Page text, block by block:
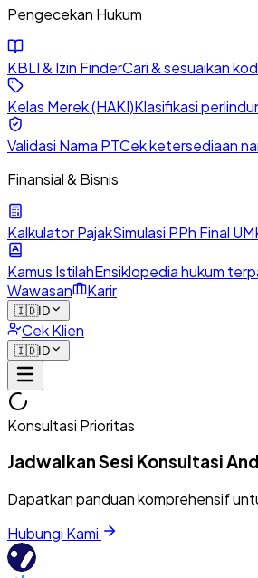
Pengecekan Hukum
KBLI & Izin FinderCari & sesuaikan
Kelas Merek (HAKI)Klasifikasi
Validasi Nama PTCek ketersediaan
Finansial & Bisnis
Kalkulator PajakSimulasi PPh Final
Kamus IstilahEnsiklopedia hukum
Wawasan
Karir
🇮🇩ID
Cek Klien
🇮🇩ID
Konsultasi Prioritas
Jadwalkan Sesi Konsultasi
Dapatkan panduan komprehensif
Hubungi Kami